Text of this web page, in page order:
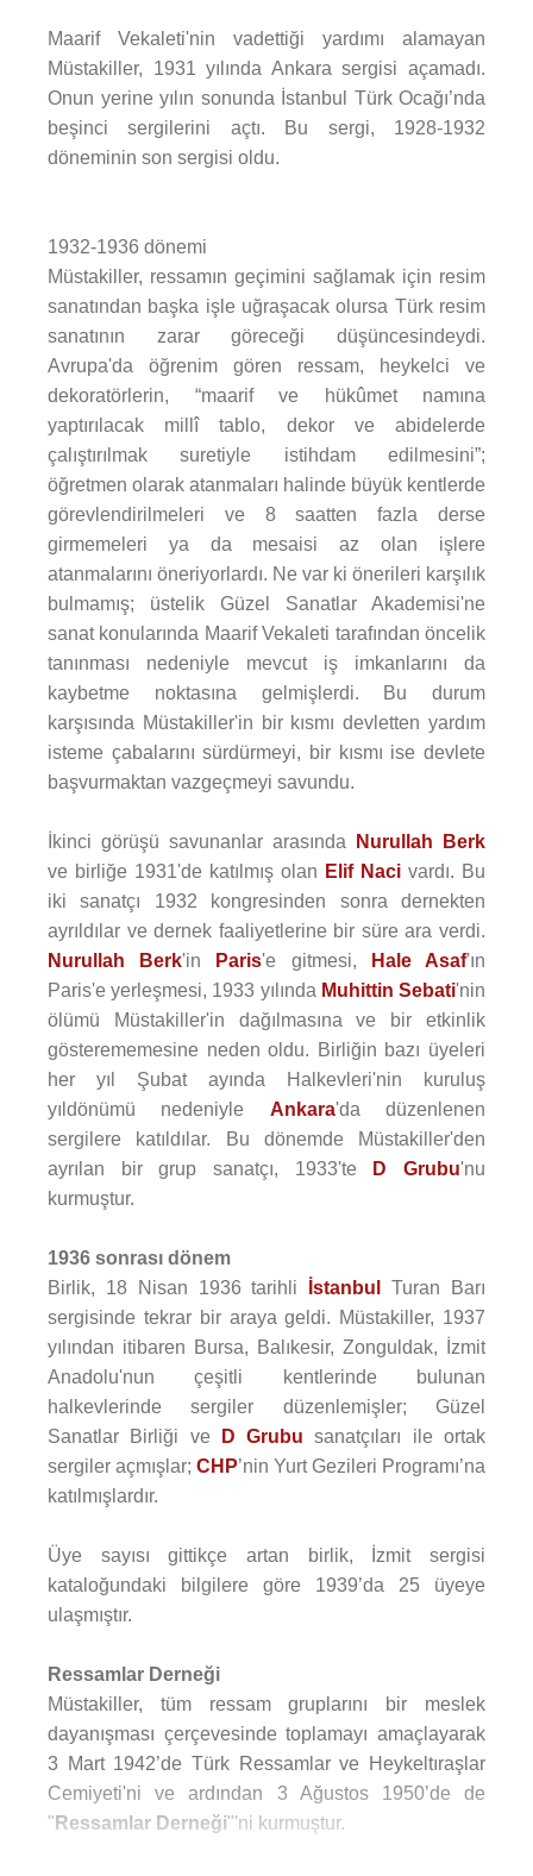
Maarif Vekaleti'nin vadettiği yardımı alamayan
Müstakiller, 1931 yılında Ankara sergisi açamadı.
Onun yerine yılın sonunda İstanbul Türk Ocağı’nda
beşinci sergilerini açtı. Bu sergi, 1928-1932
döneminin son sergisi oldu.
1932-1936 dönemi
Müstakiller, ressamın geçimini sağlamak için resim
sanatından başka işle uğraşacak olursa Türk resim
sanatının zarar göreceği düşüncesindeydi.
Avrupa'da öğrenim gören ressam, heykelci ve
dekoratörlerin, “maarif ve hükûmet namına
yaptırılacak millî tablo, dekor ve abidelerde
çalıştırılmak suretiyle istihdam edilmesini”;
öğretmen olarak atanmaları halinde büyük kentlerde
görevlendirilmeleri ve 8 saatten fazla derse
girmemeleri ya da mesaisi az olan işlere
atanmalarını öneriyorlardı. Ne var ki önerileri karşılık
bulmamış; üstelik Güzel Sanatlar Akademisi'ne
sanat konularında Maarif Vekaleti tarafından öncelik
tanınması nedeniyle mevcut iş imkanlarını da
kaybetme noktasına gelmişlerdi. Bu durum
karşısında Müstakiller'in bir kısmı devletten yardım
isteme çabalarını sürdürmeyi, bir kısmı ise devlete
başvurmaktan vazgeçmeyi savundu.
İkinci görüşü savunanlar arasında
Nurullah Berk
ve birliğe 1931'de katılmış olan Elif Naci vardı. Bu
iki sanatçı 1932 kongresinden sonra dernekten
ayrıldılar ve dernek faaliyetlerine bir süre ara verdi.
Nurullah Berk'in Paris'e gitmesi, Hale Asaf'ın
Paris'e yerleşmesi, 1933 yılında Muhittin Sebati'nin
ölümü Müstakiller'in dağılmasına ve bir etkinlik
gösterememesine neden oldu. Birliğin bazı üyeleri
her yıl Şubat ayında Halkevleri'nin kuruluş
yıldönümü nedeniyle Ankara'da düzenlenen
sergilere katıldılar. Bu dönemde Müstakiller'den
ayrılan bir grup sanatçı, 1933'te
D Grubu'nu
kurmuştur.
1936 sonrası dönem
Birlik, 18 Nisan 1936 tarihli
İstanbul
Turan Barı
sergisinde tekrar bir araya geldi. Müstakiller, 1937
yılından itibaren Bursa, Balıkesir, Zonguldak, İzmit
Anadolu'nun çeşitli kentlerinde bulunan
halkevlerinde sergiler düzenlemişler; Güzel
Sanatlar Birliği ve
D Grubu sanatçıları ile ortak
sergiler açmışlar; CHP’nin Yurt Gezileri Programı’na
katılmışlardır.
Üye sayısı gittikçe artan birlik, İzmit sergisi
kataloğundaki bilgilere göre 1939’da 25 üyeye
ulaşmıştır.
Ressamlar Derneği
Müstakiller, tüm ressam gruplarını bir meslek
dayanışması çerçevesinde toplamayı amaçlayarak
3 Mart 1942’de Türk Ressamlar ve Heykeltıraşlar
Cemiyeti'ni ve ardından 3 Ağustos 1950’de de
" Ressamlar Derneği"'ni kurmuştur.